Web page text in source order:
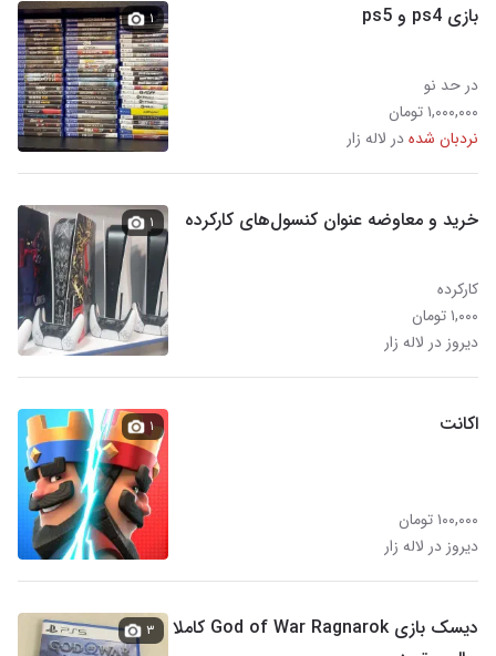
بازی ps4 و ps5
در حد نو
۱,۰۰۰,۰۰۰ تومان
نردبان شدهدر لاله زار
۱
خرید و معاوضه عنوان کنسول‌های کارکرده
کارکرده
۱,۰۰۰ تومان
دیروز در لاله زار
۱
اکانت
۱۰۰,۰۰۰ تومان
دیروز در لاله زار
۱
دیسک بازی God of War Ragnarok کاملا
۳